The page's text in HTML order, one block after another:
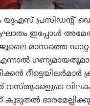
യുഎസ് പ്രസിഡന്റ്
ഇപ്പോൾ
മാസത്തെ ഡാറ്റ
വസ്തുക്കളുടെ